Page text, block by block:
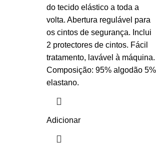
do tecido elástico a toda a
volta. Abertura regulável para
os cintos de segurança. Inclui
2 protectores de cintos. Fácil
tratamento, lavável à máquina.
Composição: 95% algodão 5%
elastano.
Adicionar